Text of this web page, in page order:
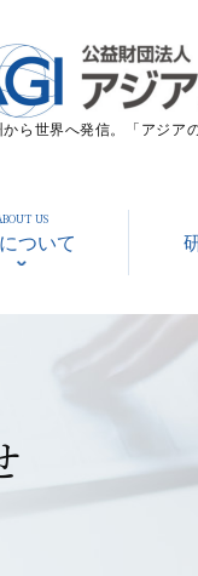
から世界へ発信。「アジア
US
ついて